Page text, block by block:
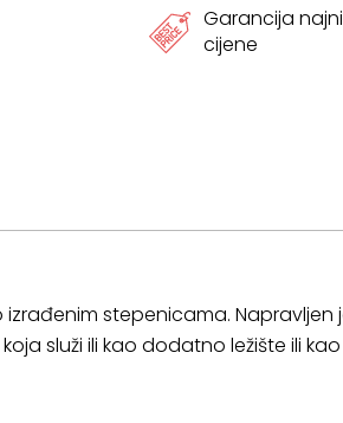
Garancija
cijene
stepenicama. Napravljen
služi ili kao dodatno ležište ili